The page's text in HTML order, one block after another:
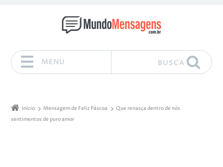
MENU BUSCA
Início Mensagem de Feliz Páscoa
Que renasça dentro de nós
sentimentos de puro amor